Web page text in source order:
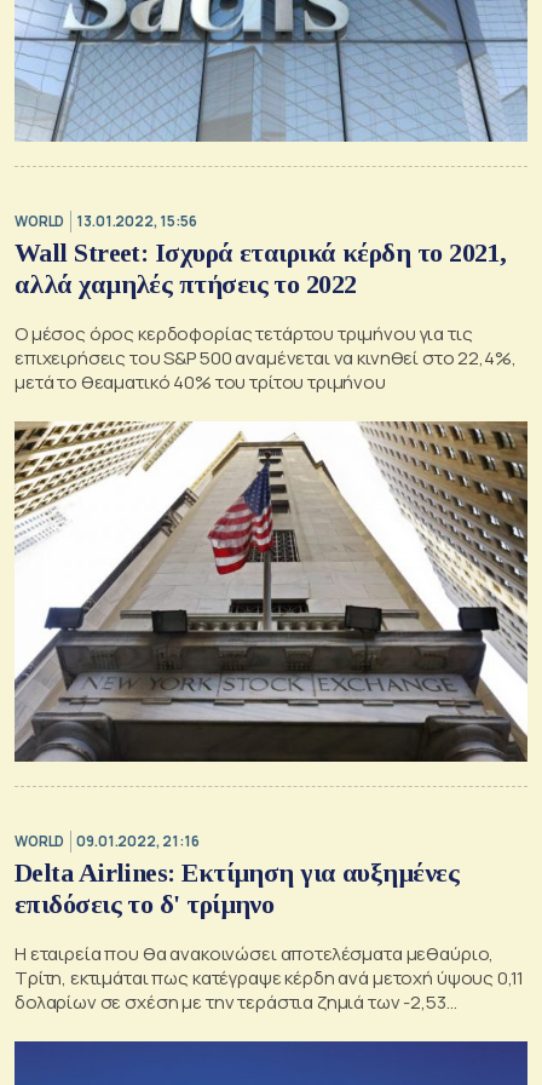
WORLD 13.01.2022, 15:56
Wall Street: Ισχυρά εταιρικά κέρδη το 2021,
αλλά χαμηλές πτήσεις το 2022
Ο μέσος όρος κερδοφορίας τετάρτου τριμήνου για τις
επιχειρήσεις του S&P 500 αναμένεται να κινηθεί στο 22,4%,
μετά το θεαματικό 40% του τρίτου τριμήνου
WORLD 09.01.2022, 21:16
Delta Airlines: Εκτίμηση για αυξημένες
επιδόσεις το δ' τρίμηνο
Η εταιρεία που θα ανακοινώσει αποτελέσματα μεθαύριο,
Τρίτη, εκτιμάται πως κατέγραψε κέρδη ανά μετοχή ύψους 0,11
δολαρίων σε σχέση με την τεράστια ζημιά των -2,53